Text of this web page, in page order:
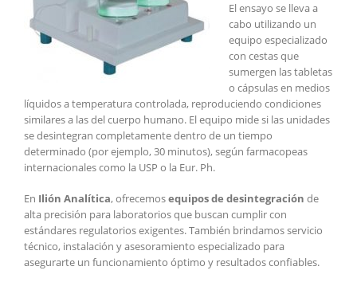
El ensayo se lleva a
cabo utilizando un
equipo especializado
con cestas que
sumergen las tabletas
o cápsulas en medios
líquidos a temperatura controlada, reproduciendo condiciones
similares a las del cuerpo humano. El equipo mide si las unidades
se desintegran completamente dentro de un tiempo
determinado (por ejemplo, 30 minutos), según farmacopeas
internacionales como la USP o la Eur. Ph.
En Ilión Analítica, ofrecemosequipos de desintegración de
alta precisión para laboratorios que buscan cumplir con
estándares regulatorios exigentes. También brindamos servicio
técnico, instalación y asesoramiento especializado para
asegurarte un funcionamiento óptimo y resultados confiables.